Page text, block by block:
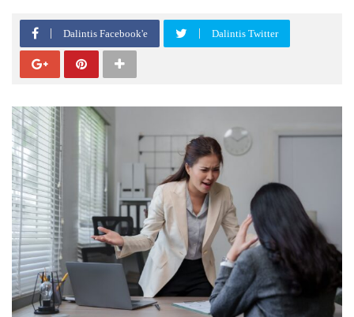
Dalintis Facebook'e Dalintis Twitter